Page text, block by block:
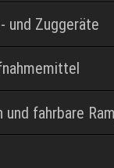
und Zuggeräte
und fahrbare